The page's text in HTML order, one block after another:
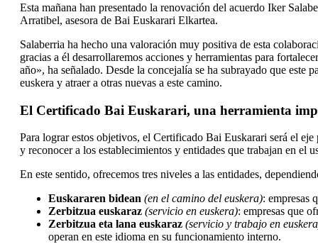
Esta mañana han presentado la renovación del acuerdo Iker
Arratibel, asesora de Bai Euskarari Elkartea.
Salaberria ha hecho una valoración muy positiva de esta
gracias a él desarrollaremos acciones y herramientas para
año», ha señalado. Desde la concejalía se ha subrayado que este
euskera y atraer a otras nuevas a este camino.
El Certificado Bai Euskarari, una herramienta
Para lograr estos objetivos, el Certificado Bai Euskarari será el
y reconocer a los establecimientos y entidades que trabajan en el
En este sentido, ofrecemos tres niveles a las entidades,
Euskararen bidean (en el camino del euskera): empresas
Zerbitzua euskaraz (servicio en euskera): empresas que
Zerbitzua eta lana euskaraz (servicio y trabajo en
operan en este idioma en su funcionamiento interno.